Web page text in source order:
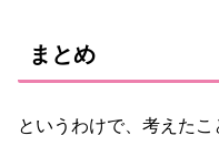
まとめ
というわけで、考えたこ